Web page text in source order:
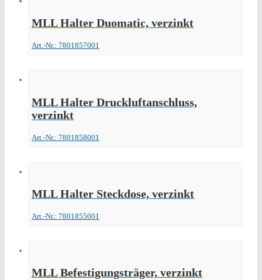
MLL Halter Duomatic, verzinkt
Art.-Nr.: 7801857001
MLL Halter Druckluftanschluss,
verzinkt
Art.-Nr.: 7801858001
MLL Halter Steckdose, verzinkt
Art.-Nr.: 7801855001
MLL Befestigungsträger, verzinkt